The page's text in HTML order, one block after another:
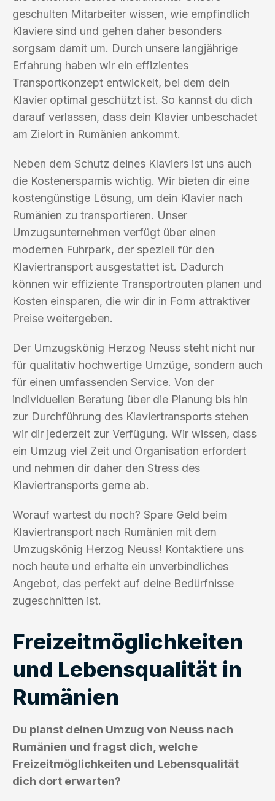
geschulten Mitarbeiter wissen, wie empfindlich
Klaviere sind und gehen daher besonders
sorgsam damit um. Durch unsere langjährige
Erfahrung haben wir ein effizientes
Transportkonzept entwickelt, bei dem dein
Klavier optimal geschützt ist. So kannst du dich
darauf verlassen, dass dein Klavier unbeschadet
am Zielort in Rumänien ankommt.
Neben dem Schutz deines Klaviers ist uns auch
die Kostenersparnis wichtig. Wir bieten dir eine
kostengünstige Lösung, um dein Klavier nach
Rumänien zu transportieren. Unser
Umzugsunternehmen verfügt über einen
modernen Fuhrpark, der speziell für den
Klaviertransport ausgestattet ist. Dadurch
können wir effiziente Transportrouten planen und
Kosten einsparen, die wir dir in Form attraktiver
Preise weitergeben.
Der Umzugskönig Herzog Neuss steht nicht nur
für qualitativ hochwertige Umzüge, sondern auch
für einen umfassenden Service. Von der
individuellen Beratung über die Planung bis hin
zur Durchführung des Klaviertransports stehen
wir dir jederzeit zur Verfügung. Wir wissen, dass
ein Umzug viel Zeit und Organisation erfordert
und nehmen dir daher den Stress des
Klaviertransports gerne ab.
Worauf wartest du noch? Spare Geld beim
Klaviertransport nach Rumänien mit dem
Umzugskönig Herzog Neuss! Kontaktiere uns
noch heute und erhalte ein unverbindliches
Angebot, das perfekt auf deine Bedürfnisse
zugeschnitten ist.
Freizeitmöglichkeiten
und Lebensqualität in
Rumänien
Du planst deinen Umzug von Neuss nach
Rumänien und fragst dich, welche
Freizeitmöglichkeiten und Lebensqualität
dich dort erwarten?